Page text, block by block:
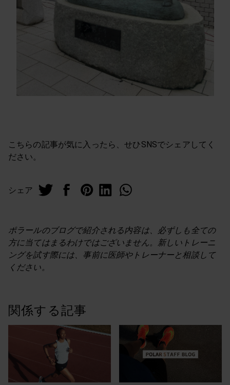
こちらの記事が気に入ったら、せひSNSでシェアしてく
ださい。
シェア
ポラールのブログで紹介される内容は、必ずしも全ての
方に当てはまるわけではございません。新しいトレーニ
ングを試す際には、事前に医師やトレーナーと相談して
ください。
関係する記事